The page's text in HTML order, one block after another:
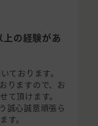
の経験があ
ております。
りますので、お
て頂けます。
誠心誠意頑張ら
す。